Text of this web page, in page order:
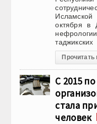
октября в
таджикских
Прочитать
С 2015 по
стала
человек